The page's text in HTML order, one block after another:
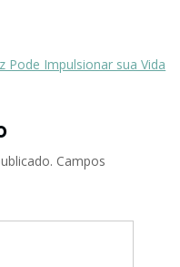
Pode Impulsionar sua Vida
Campos